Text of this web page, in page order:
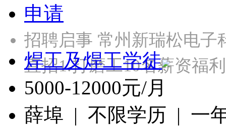
申请
招聘启事 常州新瑞松电子
直招1.打磨工10名薪资福
焊工及焊工学徒
5000-12000元/月
薛埠 | 不限学历 | 一